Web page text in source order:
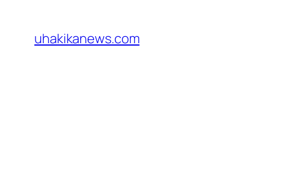
content
uhakikanews.com